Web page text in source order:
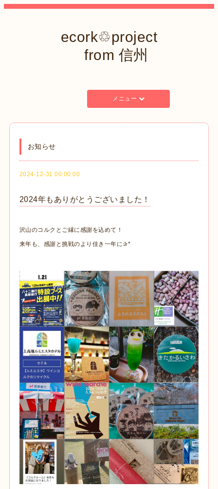
ecork♲project
from 信州
メニュー
お知らせ
2024-12-31 00:00:00
2024年もありがとうございました！
沢山のコルクとご縁に感謝を込めて！
来年も、感謝と挑戦のより佳き一年に✰*